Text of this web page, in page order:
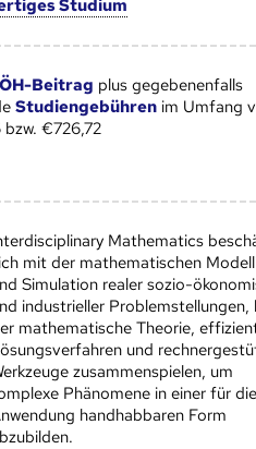
Studium
ÖH-Beitrag plus gegebenenfalls
Studiengebühren im Umfang
€726,72
Mathematics
mit der mathematischen
Simulation realer sozio-
industrieller Problemstellungen,
mathematische Theorie,
und
zusammenspielen, um
Phänomene in einer für
handhabbaren Form